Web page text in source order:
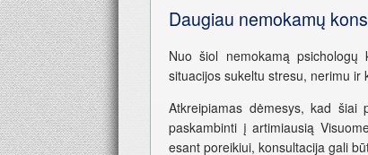
Daugiau nemokamų
Nuo šiol nemokamą psichologų
situacijos sukeltu stresu, nerimu ir
Atkreipiamas dėmesys, kad šiai
paskambinti į artimiausią
esant poreikiui, konsultacija gali